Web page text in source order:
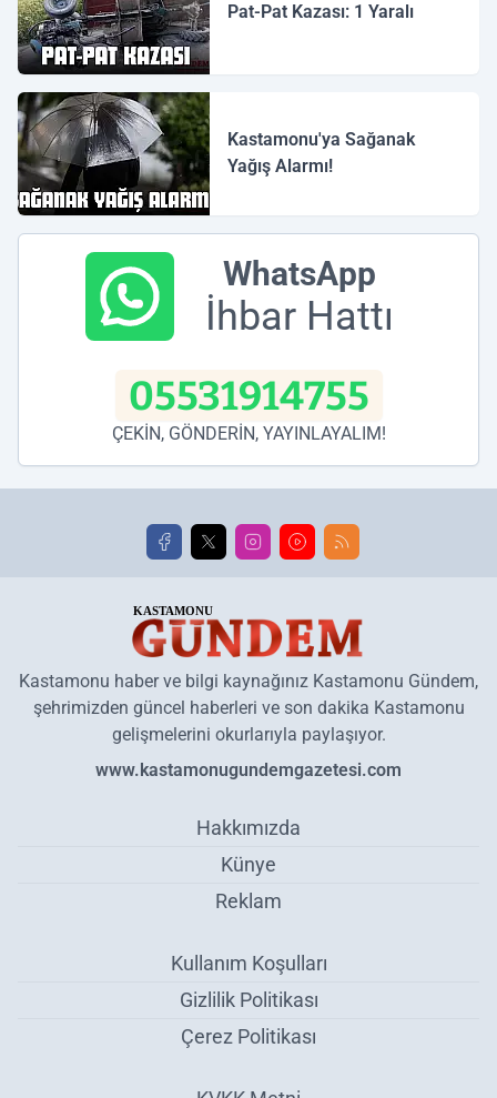
Pat-Pat Kazası: 1 Yaralı
Kastamonu'ya Sağanak
Yağış Alarmı!
WhatsApp
İhbar Hattı
05531914755
ÇEKİN, GÖNDERİN, YAYINLAYALIM!
Kastamonu haber ve bilgi kaynağınız Kastamonu Gündem,
şehrimizden güncel haberleri ve son dakika Kastamonu
gelişmelerini okurlarıyla paylaşıyor.
www.kastamonugundemgazetesi.com
Hakkımızda
Künye
Reklam
Kullanım Koşulları
Gizlilik Politikası
Çerez Politikası